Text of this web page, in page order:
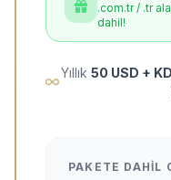
.com.tr / .tr
dahil!
Yıllık 50 USD +
PAKETE DAHIL